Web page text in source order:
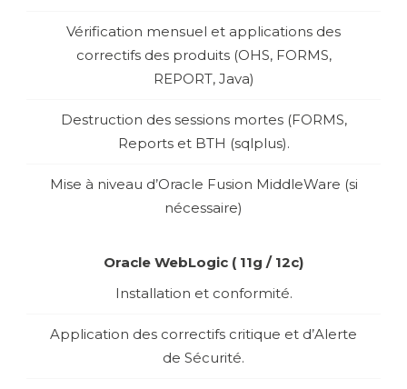
Vérification mensuel et applications des
correctifs des produits (OHS, FORMS,
REPORT, Java)
Destruction des sessions mortes (FORMS,
Reports et BTH (sqlplus).
Mise à niveau d’Oracle Fusion MiddleWare (si
nécessaire)
Oracle WebLogic ( 11g / 12c)
Installation et conformité.
Application des correctifs critique et d’Alerte
de Sécurité.